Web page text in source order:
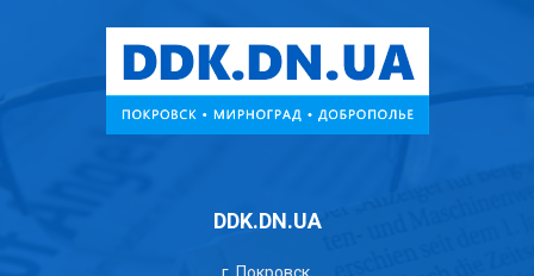
DDK.DN.UA